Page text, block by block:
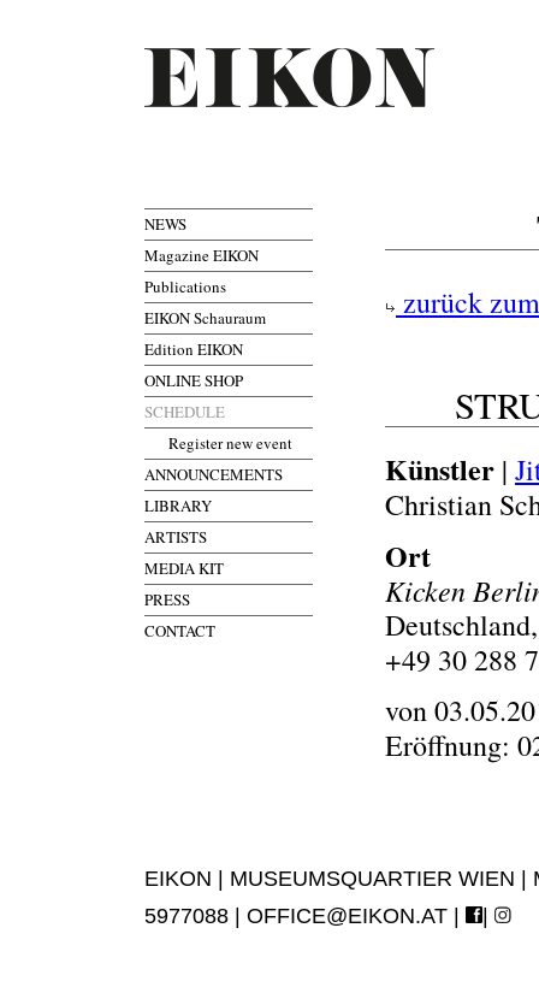
NEWS
Magazine EIKON
Publications
EIKON Schauraum
Edition EIKON
ONLINE SHOP
SCHEDULE
Register new event
ANNOUNCEMENTS
LIBRARY
ARTISTS
MEDIA KIT
PRESS
CONTACT
zurück
Künstler |
Christian
Ort
Kicken
+49 30 288
von
Eröffnung:
EIKON | MUSEUMSQUARTIER WIEN
5977088 | OFFICE@EIKON.AT | |